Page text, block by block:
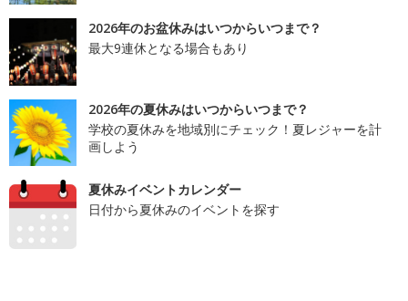
2026年のお盆休みはいつからいつまで？
最大9連休となる場合もあり
2026年の夏休みはいつからいつまで？
学校の夏休みを地域別にチェック！夏レジャーを計
画しよう
夏休みイベントカレンダー
日付から夏休みのイベントを探す